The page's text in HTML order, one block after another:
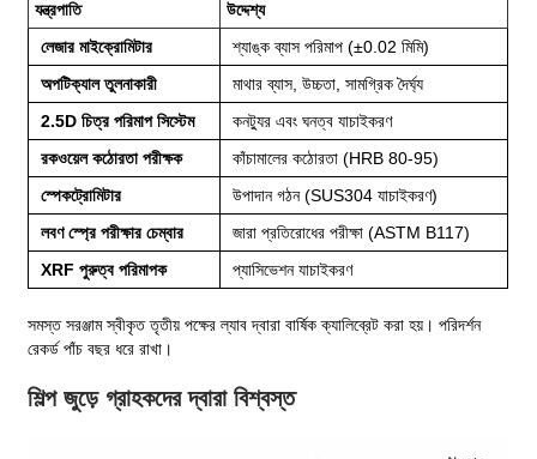
যন্ত্রপাতি
উদ্দেশ্য
লেজার মাইক্রোমিটার
শ্যাঙ্ক ব্যাস পরিমাপ (±0.02 মিমি)
অপটিক্যাল তুলনাকারী
মাথার ব্যাস, উচ্চতা, সামগ্রিক দৈর্ঘ্য
2.5D চিত্র পরিমাপ সিস্টেম
কনট্যুর এবং ঘনত্ব যাচাইকরণ
রকওয়েল কঠোরতা পরীক্ষক
কাঁচামালের কঠোরতা (HRB 80-95)
স্পেকট্রোমিটার
উপাদান গঠন (SUS304 যাচাইকরণ)
লবণ স্প্রে পরীক্ষার চেম্বার
জারা প্রতিরোধের পরীক্ষা (ASTM B117)
XRF পুরুত্ব পরিমাপক
প্যাসিভেশন যাচাইকরণ
সমস্ত সরঞ্জাম স্বীকৃত তৃতীয় পক্ষের ল্যাব দ্বারা বার্ষিক ক্যালিব্রেট করা হয়। পরিদর্শন
রেকর্ড পাঁচ বছর ধরে রাখা।
শিল্প জুড়ে গ্রাহকদের দ্বারা বিশ্বস্ত